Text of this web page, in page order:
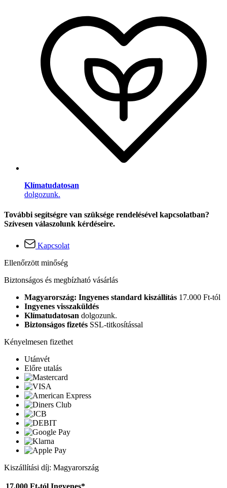
Klímatudatosan
dolgozunk.
További segítségre van szüksége rendelésével kapcsolatban?
Szívesen válaszolunk kérdéseire.
Kapcsolat
Ellenőrzött minőség
Biztonságos és megbízható vásárlás
Magyarország: Ingyenes standard kiszállítás 17.000 Ft-tól
Ingyenes visszaküldés
Klímatudatosan dolgozunk.
Biztonságos fizetés SSL-titkosítással
Kényelmesen fizethet
Utánvét
Előre utalás
Kiszállítási díj: Magyarország
17.000 Ft-tól Ingyenes*